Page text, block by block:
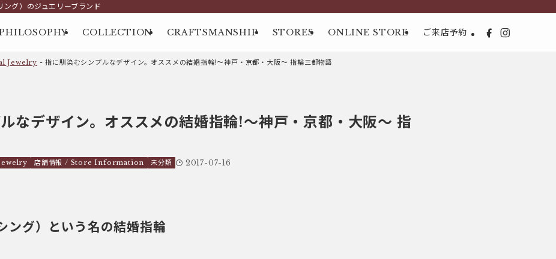
グ）のジュエリーブランド
COLLECTION CRAFTSMANSHIP STORES ONLINE STORE ご来店予約
Jewelry -指に馴染むシンプルなデザイン。オススメの結婚指輪!～神戸・京都・大阪～ 指輪三都物語
なデザイン。オススメの結婚指輪!～神戸・京都・大阪～ 指
店舗情報 / Store Information 未分類 2017-07-16
グ）という名の結婚指輪